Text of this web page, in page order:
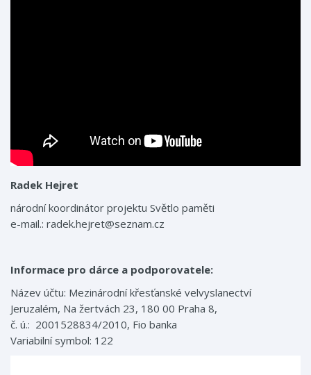
Radek Hejret
národní koordinátor projektu Světlo paměti
e-mail.: radek.hejret@seznam.cz
Informace pro dárce a podporovatele:
Název účtu: Mezinárodní křesťanské velvyslanectví
Jeruzalém, Na žertvách 23, 180 00 Praha 8,
č. ú.: 2001528834/2010, Fio banka
Variabilní symbol: 122